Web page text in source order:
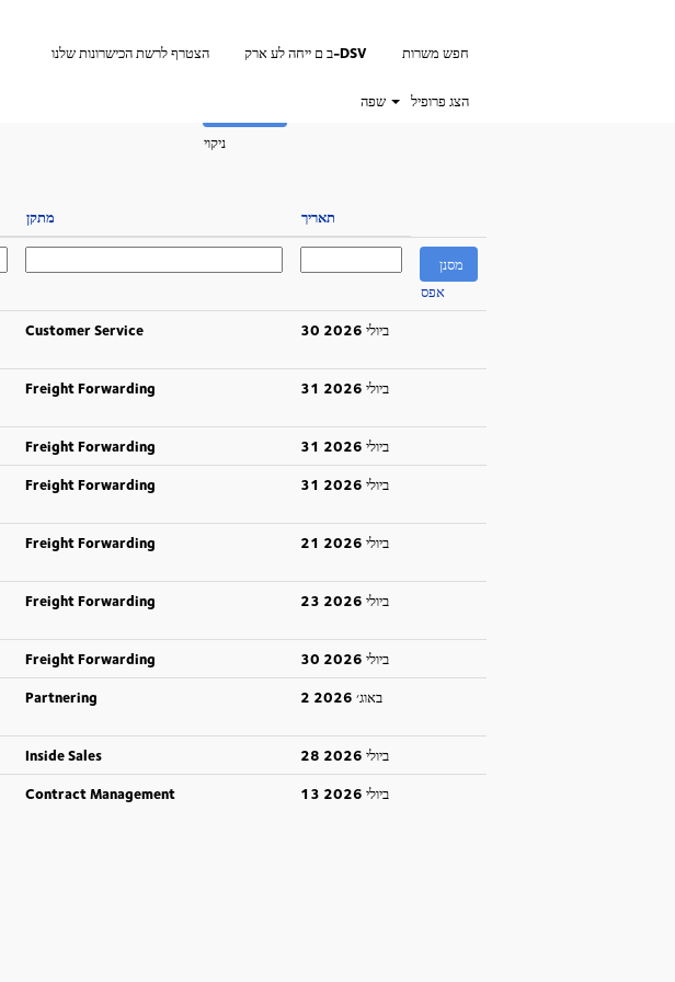
הצטרף לרשת הכישרונות שלנו ב ם ייחה לע ארק-DSV חפש משרות
שפה הצג פרופיל
ניקוי
מתקן תאריך
אפס
Customer Service 30 ביולי 2026
Freight Forwarding 31 ביולי 2026
Freight Forwarding
31 ביולי 2026
Freight Forwarding 31 ביולי 2026
Freight Forwarding 21 ביולי 2026
Freight Forwarding 23 ביולי 2026
Freight Forwarding
30 ביולי 2026
Partnering 2 באוג׳ 2026
Inside Sales
28 ביולי 2026
Contract Management 13 ביולי 2026